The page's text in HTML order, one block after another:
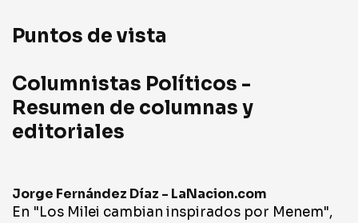
Puntos de vista
Columnistas Políticos -
Resumen de columnas y
editoriales
Jorge Fernández Díaz - LaNacion.com
En "Los Milei cambian inspirados por Menem",